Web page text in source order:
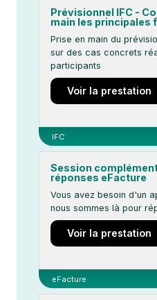
Prévisionnel IFC -
main les principales
Prise en main du
sur des cas concrets
participants
Voir la prestation
IFC
Session
réponses eFacture
Vous avez besoin d'un
nous sommes là pour
Voir la prestation
eFacture